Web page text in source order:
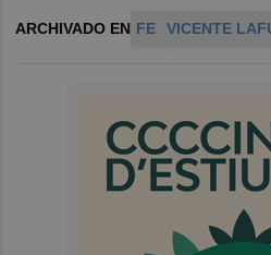
ARCHIVADO EN FE VICENTE